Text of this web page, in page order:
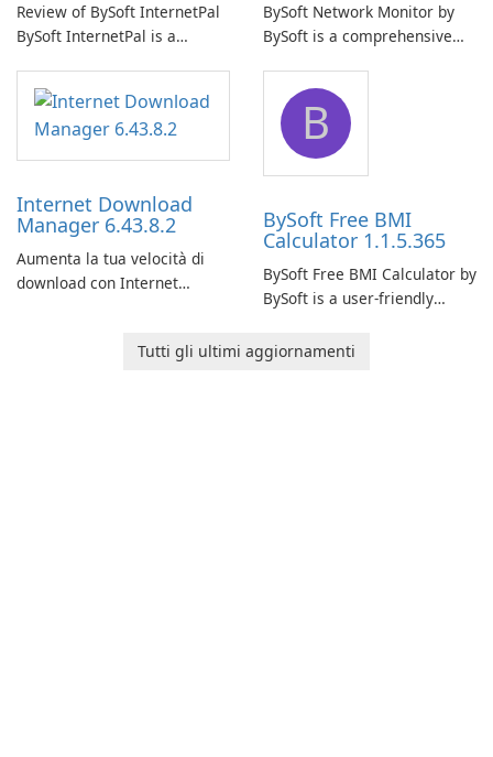
Review of BySoft InternetPal
BySoft InternetPal is a
application designed to
monitor your internet
connection and provide real-
time insights into its
BySoft Network Monitor by
BySoft is a comprehensive
designed to help businesses
effectively manage their
network infrastructure.
Internet Download
Manager 6.43.8.2
Aumenta la tua velocità di
download con Internet
B
BySoft Free BMI
Calculator 1.1.5.365
BySoft Free BMI Calculator by
BySoft is a user-friendly
designed to help you
Tutti gli ultimi aggiornamenti